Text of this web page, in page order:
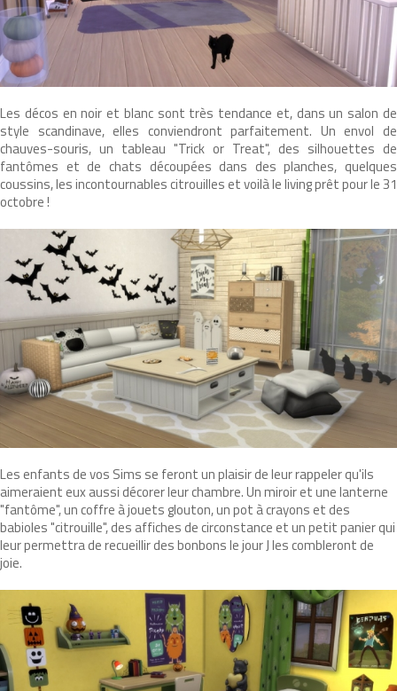
Les décos en noir et blanc sont très tendance et, dans un salon de
style scandinave, elles conviendront parfaitement. Un envol de
chauves-souris, un tableau "Trick or Treat", des silhouettes de
fantômes et de chats découpées dans des planches, quelques
coussins, les incontournables citrouilles et voilà le living prêt pour le 31
octobre !
Les enfants de vos Sims se feront un plaisir de leur rappeler qu'ils
aimeraient eux aussi décorer leur chambre. Un miroir et une lanterne
"fantôme", un coffre à jouets glouton, un pot à crayons et des
babioles "citrouille", des affiches de circonstance et un petit panier qui
leur permettra de recueillir des bonbons le jour J les combleront de
joie.